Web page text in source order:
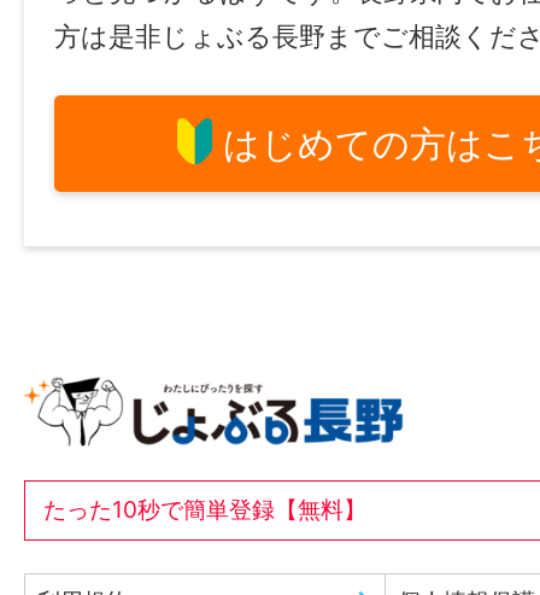
方は是非じょぶる長野までご相談くだ
はじめての方はこ
たった10秒で簡単登録【無料】